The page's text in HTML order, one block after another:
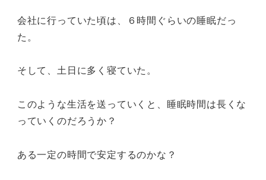
会社に行っていた頃は、６時間ぐらいの睡眠だっ
た。
そして、土日に多く寝ていた。
このような生活を送っていくと、睡眠時間は長くな
っていくのだろうか？
ある一定の時間で安定するのかな？